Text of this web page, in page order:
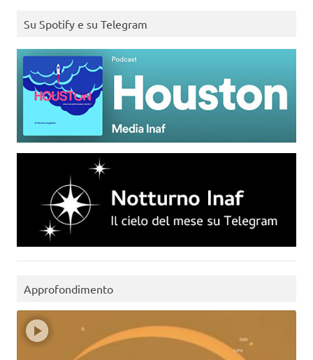
Su Spotify e su Telegram
Approfondimento